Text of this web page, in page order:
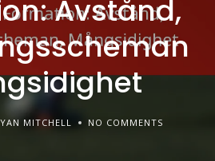
Avstånd,
MITCHELL NO COMMENTS